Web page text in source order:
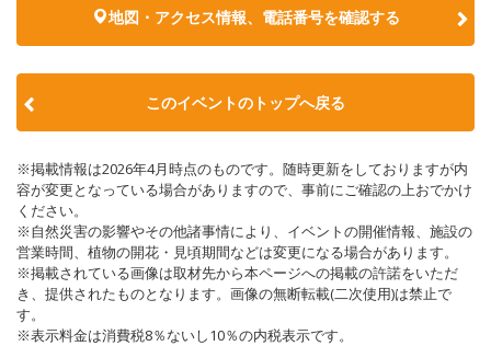
地図・アクセス情報、電話番号を確認する
このイベントのトップへ戻る
※掲載情報は2026年4月時点のものです。随時更新をしておりますが内
容が変更となっている場合がありますので、事前にご確認の上おでかけ
ください。
※自然災害の影響やその他諸事情により、イベントの開催情報、施設の
営業時間、植物の開花・見頃期間などは変更になる場合があります。
※掲載されている画像は取材先から本ページへの掲載の許諾をいただ
き、提供されたものとなります。画像の無断転載(二次使用)は禁止で
す。
※表示料金は消費税8％ないし10％の内税表示です。